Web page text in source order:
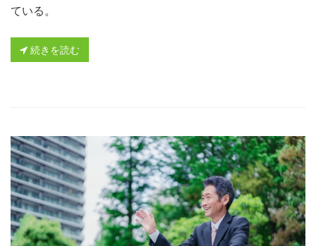
ている。
続きを読む